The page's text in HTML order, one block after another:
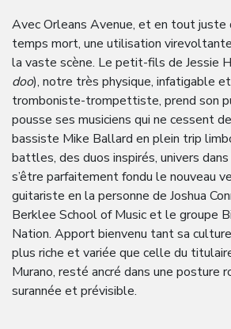
Avec Orleans Avenue, et en tout juste
temps mort, une utilisation
la vaste scène. Le petit-fils de Jessie
doo), notre très physique, infatigable
tromboniste-trompettiste, prend son
pousse ses musiciens qui ne cessent
bassiste Mike Ballard en plein trip
battles, des duos inspirés, univers
s’être parfaitement fondu le nouveau
guitariste en la personne de Joshua
Berklee School of Music et le groupe
Nation. Apport bienvenu tant sa
plus riche et variée que celle du
Murano, resté ancré dans une posture
surannée et prévisible.